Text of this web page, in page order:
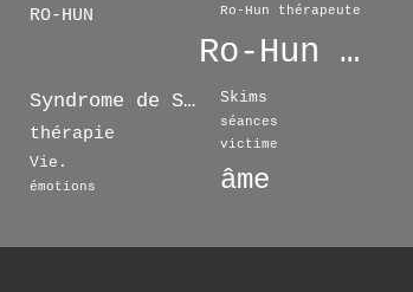
RO-HUN Ro-Hun thérapeute
Ro-Hun Thérapie
Skims
Syndrome de Séparation
séances
thérapie
victime
Vie.
âme
émotions